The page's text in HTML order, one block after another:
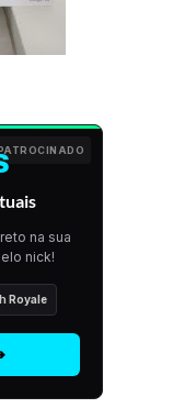
na sua
nick!
Royale